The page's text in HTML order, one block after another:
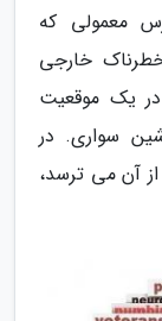
معمولی که
خارجی
یک موقعیت
سواری. در
آن می ترسد،